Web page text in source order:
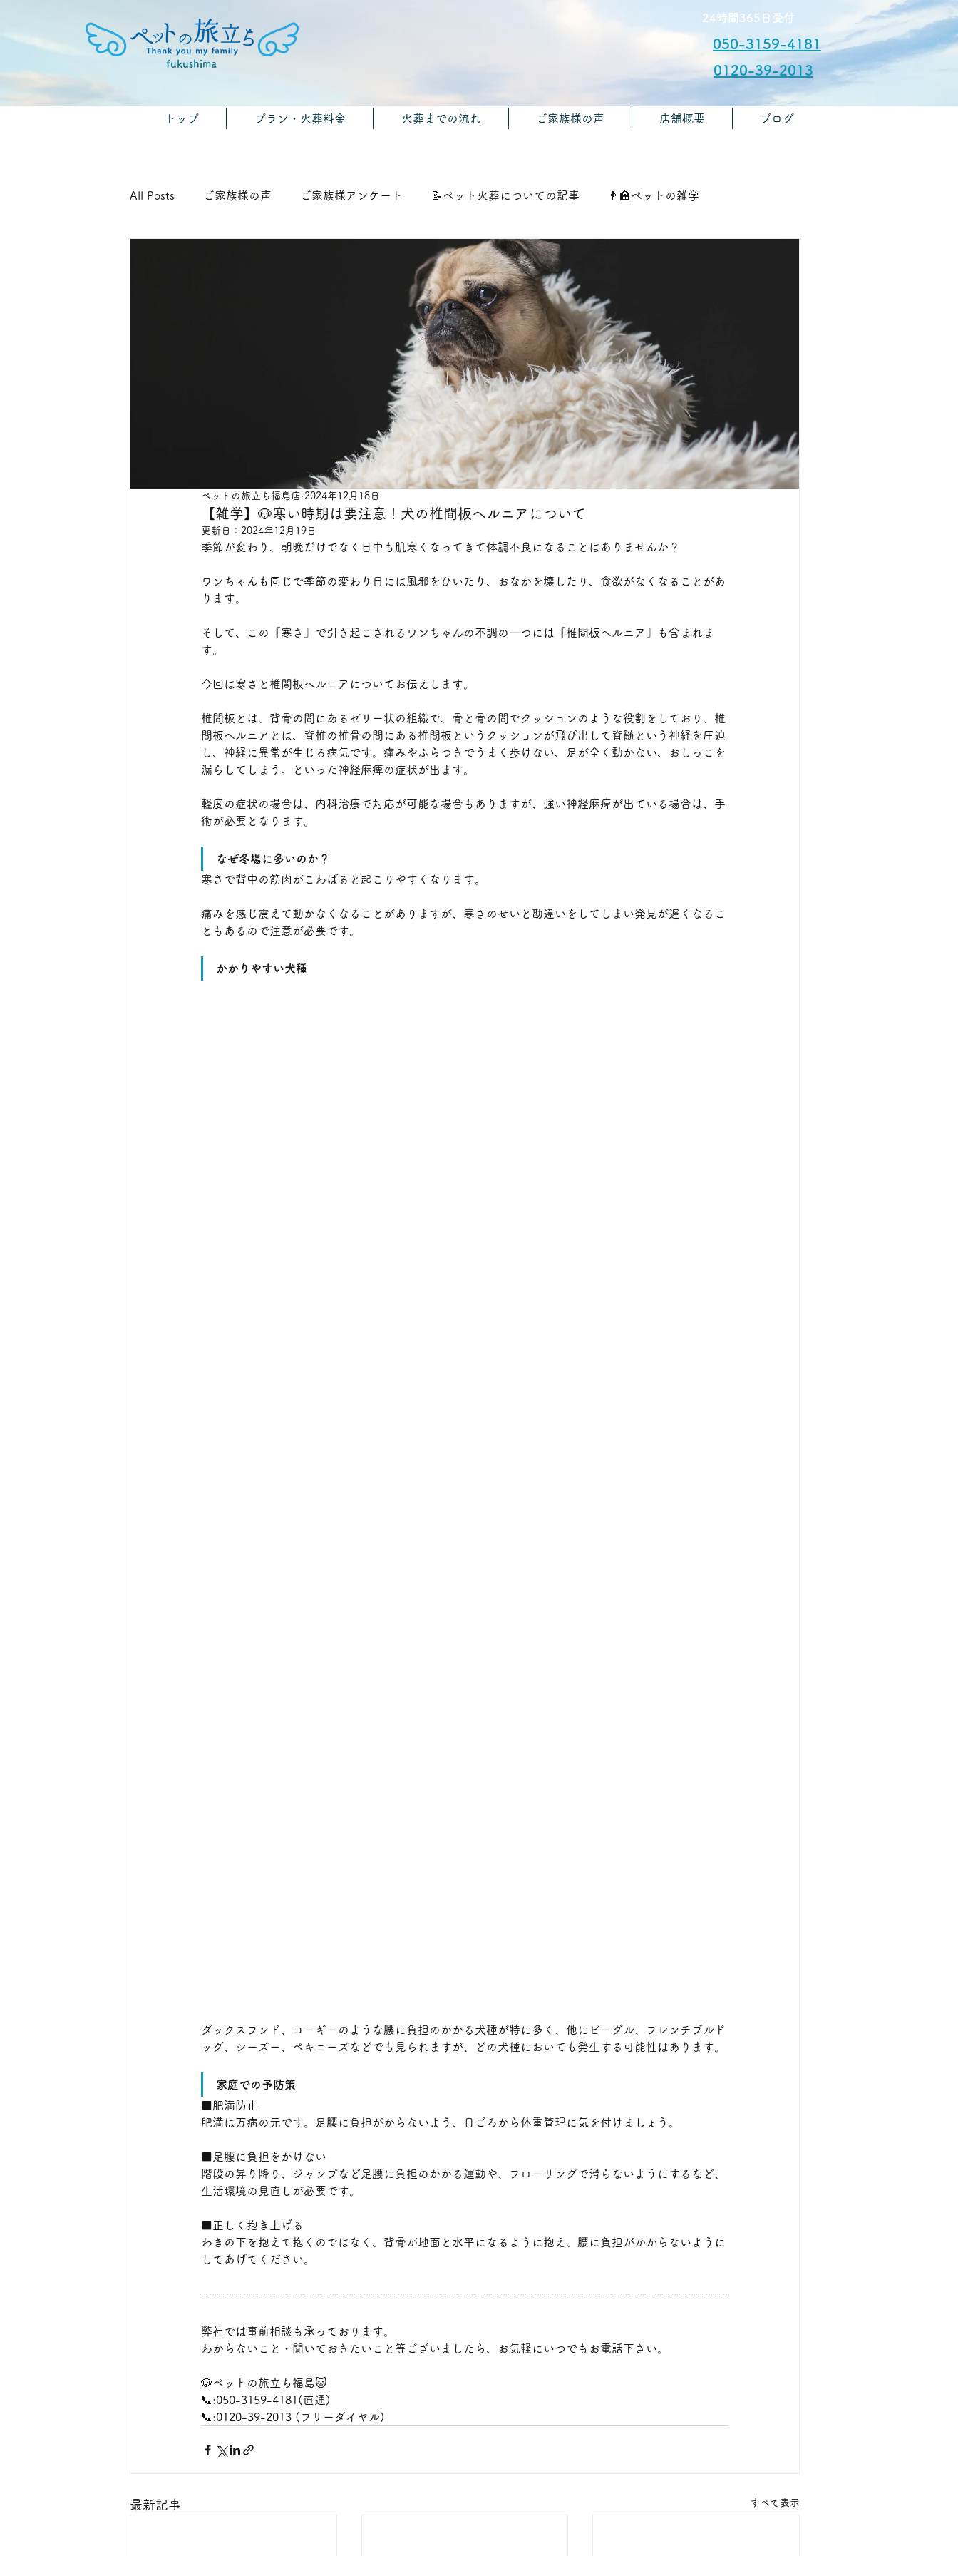
fukushima
​24時間365日受付
050-3159-4181
0120-39-2013
トップ プラン・火葬料金 火葬までの流れ ご家族様の声 店舗概要 ブログ
All Posts ご家族様の声 ご家族様アンケート 📝ペット火葬についての記事 👨‍🏫ペットの雑学
【雑学】🐶寒い時期は要注意！犬の椎間板ヘルニアについて
ペットの旅立ち福島店 2024年12月18日
更新日： 2024年12月19日
季節が変わり、朝晩だけでなく日中も肌寒くなってきて体調不良になることはありませんか？
ワンちゃんも同じで季節の変わり目には風邪をひいたり、おなかを壊したり、食欲がなくなることがあ
ります。
そして、この『寒さ』で引き起こされるワンちゃんの不調の一つには『椎間板ヘルニア』も含まれま
す。
今回は寒さと椎間板ヘルニアについてお伝えします。
椎間板とは、背骨の間にあるゼリー状の組織で、骨と骨の間でクッションのような役割をしており、椎
間板ヘルニアとは、脊椎の椎骨の間にある椎間板というクッションが飛び出して脊髄という神経を圧迫
し、神経に異常が生じる病気です。痛みやふらつきでうまく歩けない、足が全く動かない、おしっこを
漏らしてしまう。といった神経麻痺の症状が出ます。
軽度の症状の場合は、内科治療で対応が可能な場合もありますが、強い神経麻痺が出ている場合は、手
術が必要となります。
なぜ冬場に多いのか？
寒さで背中の筋肉がこわばると起こりやすくなります。
痛みを感じ震えて動かなくなることがありますが、寒さのせいと勘違いをしてしまい発見が遅くなるこ
ともあるので注意が必要です。
かかりやすい犬種
ダックスフンド、コーギーのような腰に負担のかかる犬種が特に多く、他にビーグル、フレンチブルド
ッグ、シーズー、ペキニーズなどでも見られますが、どの犬種においても発生する可能性はあります。
家庭での予防策
■肥満防止
肥満は万病の元です。足腰に負担がからないよう、日ごろから体重管理に気を付けましょう。
■足腰に負担をかけない
階段の昇り降り、ジャンプなど足腰に負担のかかる運動や、フローリングで滑らないようにするなど、
生活環境の見直しが必要です。
■正しく抱き上げる
わきの下を抱えて抱くのではなく、背骨が地面と水平になるように抱え、腰に負担がかからないように
してあげてください。
弊社では事前相談も承っております。
わからないこと・聞いておきたいこと等ございましたら、お気軽にいつでもお電話下さい。
🐶ペットの旅立ち福島🐱
📞:050-3159-4181(直通)
📞:0120-39-2013 (フリーダイヤル)
最新記事 すべて表示